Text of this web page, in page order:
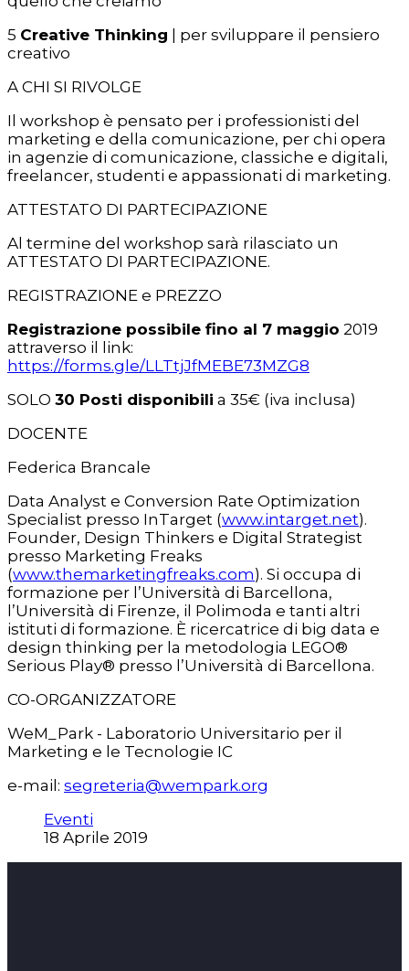
5 Creative Thinking | per sviluppare il pensiero
creativo
A CHI SI RIVOLGE
Il workshop è pensato per i professionisti del
marketing e della comunicazione, per chi opera
in agenzie di comunicazione, classiche e digitali,
freelancer, studenti e appassionati di marketing.
ATTESTATO DI PARTECIPAZIONE
Al termine del workshop sarà rilasciato un
ATTESTATO DI PARTECIPAZIONE.
REGISTRAZIONE e PREZZO
Registrazione possibile fino al 7 maggio 2019
attraverso il link:
https://forms.gle/LLTtjJfMEBE73MZG8
SOLO 30 Posti disponibili a 35€ (iva inclusa)
DOCENTE
Federica Brancale
Data Analyst e Conversion Rate Optimization
Specialist presso InTarget (www.intarget.net).
Founder, Design Thinkers e Digital Strategist
presso Marketing Freaks
(www.themarketingfreaks.com). Si occupa di
formazione per l’Università di Barcellona,
l’Università di Firenze, il Polimoda e tanti altri
istituti di formazione. È ricercatrice di big data e
design thinking per la metodologia LEGO®
Serious Play® presso l’Università di Barcellona.
CO-ORGANIZZATORE
WeM_Park - Laboratorio Universitario per il
Marketing e le Tecnologie IC
e-mail: segreteria@wempark.org
Eventi
18 Aprile 2019